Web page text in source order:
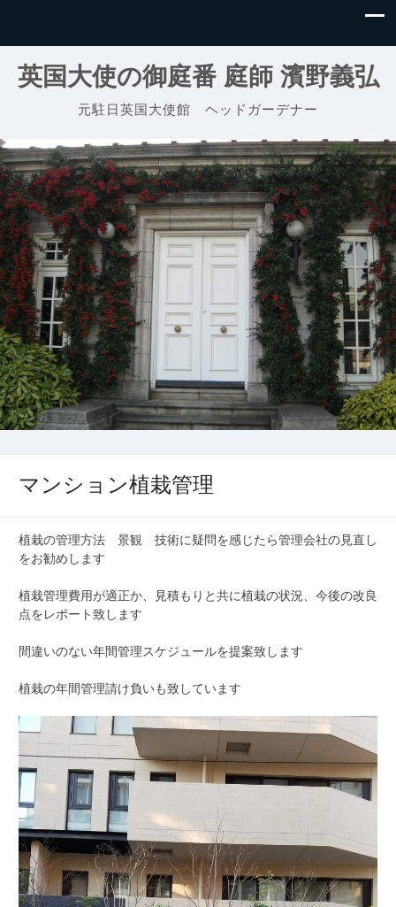
英国大使の御庭番 庭師 濱野義弘
元駐日英国大使館 ヘッドガーデナー
マンション植栽管理
植栽の管理方法 景観 技術に疑問を感じたら管理会社の見直し
をお勧めします
植栽管理費用が適正か、見積もりと共に植栽の状況、今後の改良
点をレポート致します
間違いのない年間管理スケジュールを提案致します
植栽の年間管理請け負いも致しています